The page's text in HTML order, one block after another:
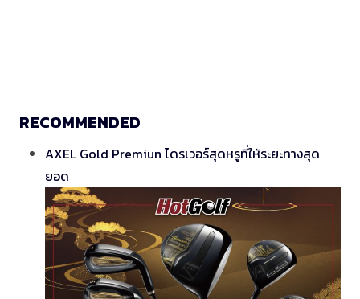
RECOMMENDED
AXEL Gold Premiun ไดรเวอร์สุดหรูที่ให้ระยะทางสุด
ยอด